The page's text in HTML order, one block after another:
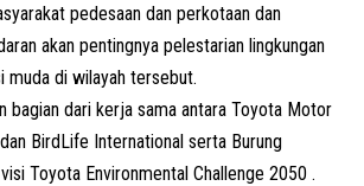
pedesaan dan perkotaan dan
akan pentingnya pelestarian lingkungan
muda di wilayah tersebut.
bagian dari kerja sama antara Toyota Motor
BirdLife International serta Burung
Toyota Environmental Challenge 2050 .